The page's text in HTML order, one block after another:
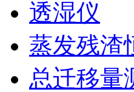
透湿仪
蒸发残渣
总迁移量